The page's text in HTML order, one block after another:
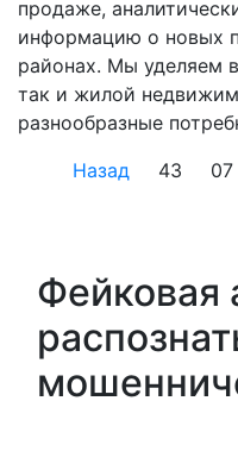
продаже,
информацию о новых
районах. Мы уделяем
так и жилой
разнообразные
Назад
43 07
Фейковая